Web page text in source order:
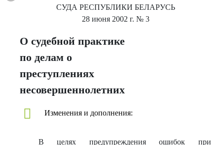
СУДА РЕСПУБЛИКИ БЕЛАРУСЬ
28 июня 2002 г. № 3
О судебной практике
по делам о
преступлениях
несовершеннолетних
Изменения и дополнения:
В целях предупреждения ошибок при